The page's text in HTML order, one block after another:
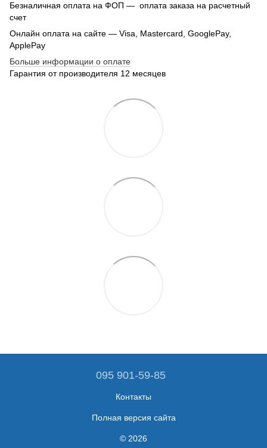
Безналичная оплата на ФОП — оплата заказа на расчетный
счет
Онлайн оплата на сайте — Visa, Mastercard, GooglePay,
ApplePay
Больше информации о оплате
Гарантия от производителя 12 месяцев
095 901-59-85
Контакты
Полная версия сайта
© 2026